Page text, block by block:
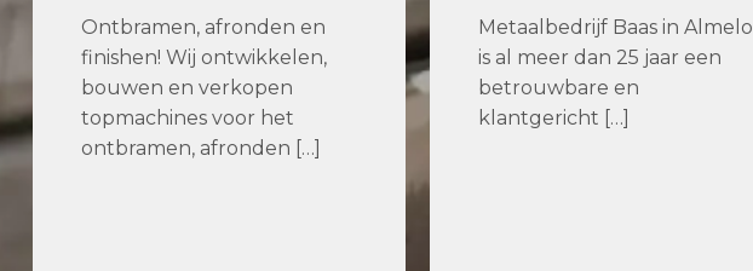
Ontbramen, afronden en
finishen! Wij ontwikkelen,
bouwen en verkopen
topmachines voor het
ontbramen, afronden […]
Metaalbedrijf Baas in Almelo
is al meer dan 25 jaar een
betrouwbare en
klantgericht […]